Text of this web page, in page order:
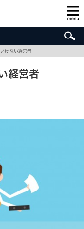
けない経営者
経営者